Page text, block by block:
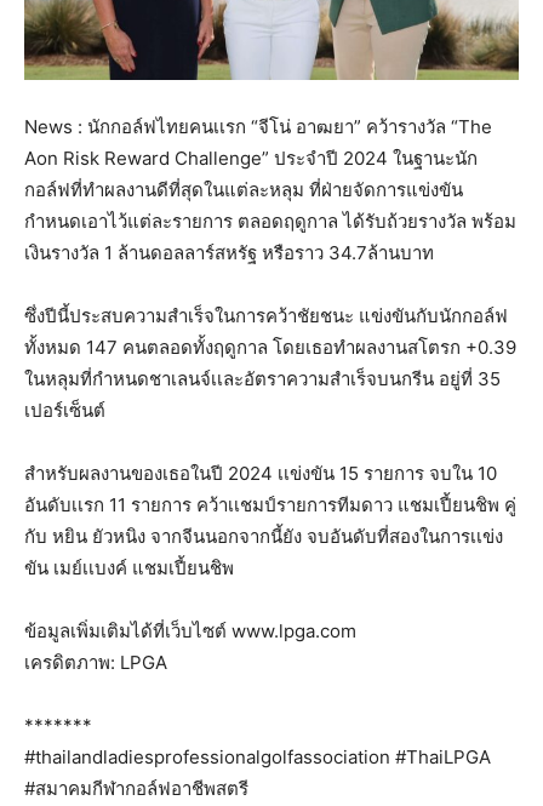
News : นักกอล์ฟไทยคนเเรก “จีโน่ อาฒยา” คว้ารางวัล “The
Aon Risk Reward Challenge” ประจำปี 2024 ในฐานะนัก
กอล์ฟที่ทำผลงานดีที่สุดในแต่ละหลุม ที่ฝ่ายจัดการแข่งขัน
กำหนดเอาไว้แต่ละรายการ ตลอดฤดูกาล ได้รับถ้วยรางวัล พร้อม
เงินรางวัล 1 ล้านดอลลาร์สหรัฐ หรือราว 34.7ล้านบาท
ซึ่งปีนี้ประสบความสำเร็จในการคว้าชัยชนะ แข่งขันกับนักกอล์ฟ
ทั้งหมด 147 คนตลอดทั้งฤดูกาล โดยเธอทำผลงานสโตรก +0.39
ในหลุมที่กำหนดชาเลนจ์เเละอัตราความสำเร็จบนกรีน อยู่ที่ 35
เปอร์เซ็นต์
สำหรับผลงานของเธอในปี 2024 เเข่งขัน 15 รายการ จบใน 10
อันดับเเรก 11 รายการ คว้าเเชมป์รายการทีมดาว แชมเปี้ยนชิพ คู่
กับ หยิน ยัวหนิง จากจีนนอกจากนี้ยัง จบอันดับที่สองในการเเข่ง
ขัน เมย์เเบงค์ แชมเปี้ยนชิพ
ข้อมูลเพิ่มเติมได้ที่เว็บไซต์ www.lpga.com
เครดิตภาพ: LPGA
*******
#thailandladiesprofessionalgolfassociation #ThaiLPGA
#สมาคมกีฬากอล์ฟอาชีพสตรี